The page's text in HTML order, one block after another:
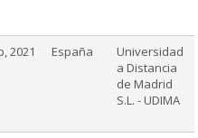
2021 España
Universidad
a Distancia
de Madrid
S.L. - UDIMA